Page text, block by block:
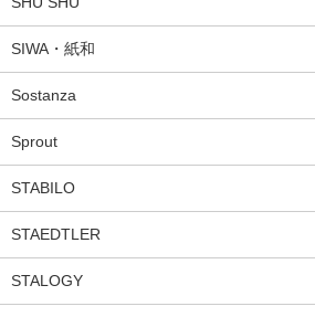
SIWA・紙和
Sostanza
Sprout
STABILO
STAEDTLER
STALOGY